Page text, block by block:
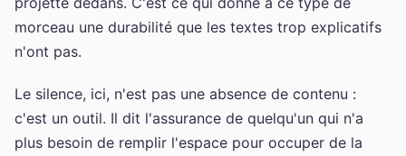
morceau une durabilité que les textes trop explicatifs
n'ont pas.
Le silence, ici, n'est pas une absence de contenu :
c'est un outil. Il dit l'assurance de quelqu'un qui n'a
plus besoin de remplir l'espace pour occuper de la